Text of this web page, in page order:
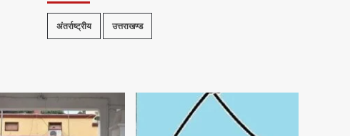
अंतर्राष्ट्रीय उत्तराखण्ड